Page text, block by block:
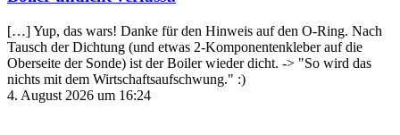
[…] Yup, das wars! Danke für den Hinweis auf den O-Ring. Nach
Tausch der Dichtung (und etwas 2-Komponentenkleber auf die
Oberseite der Sonde) ist der Boiler wieder dicht. -> "So wird das
nichts mit dem Wirtschaftsaufschwung." :)
4. August 2026 um 16:24